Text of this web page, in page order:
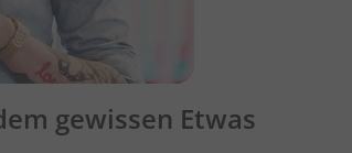
gewissen Etwas